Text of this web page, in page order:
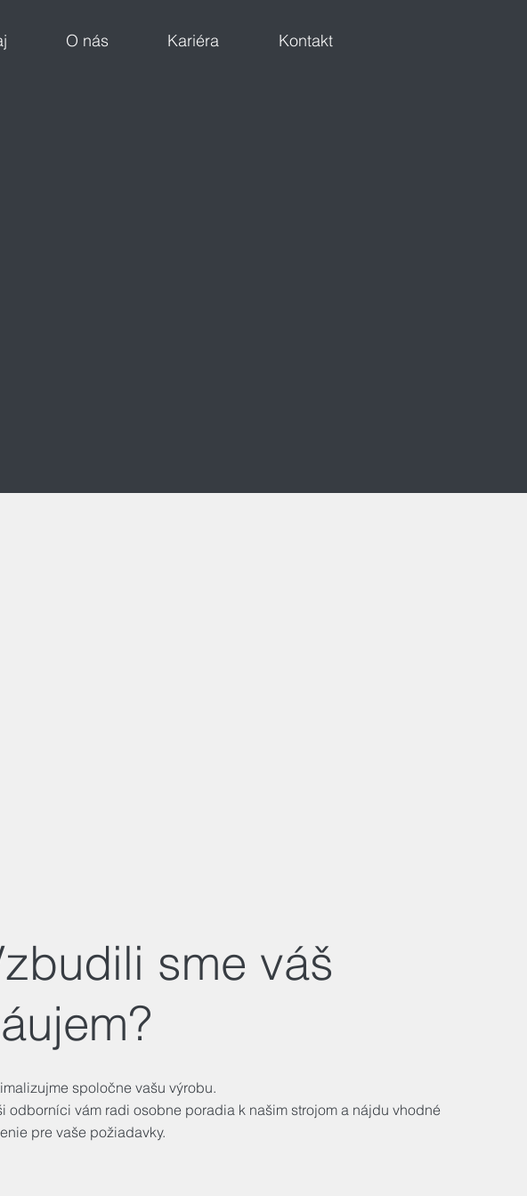
O nás Kariéra Kontakt
sme váš
spoločne vašu výrobu.
odborníci vám radi osobne poradia k našim strojom a nájdu vhodné
pre vaše požiadavky.